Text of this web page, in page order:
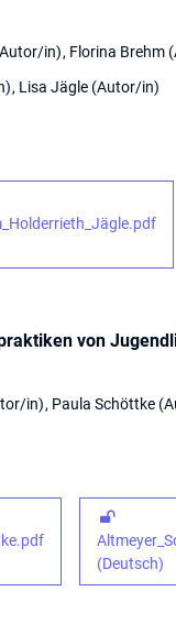
Autor/in Florina Brehm
Lisa Jägle Autor/in
von
in Paula Schöttke
(Deutsch)